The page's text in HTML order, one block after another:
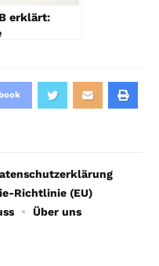
erklärt:
Richtlinie (EU)
Über uns